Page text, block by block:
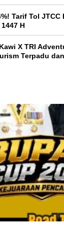
Tarif Tol
H
X TRI
Terpadu